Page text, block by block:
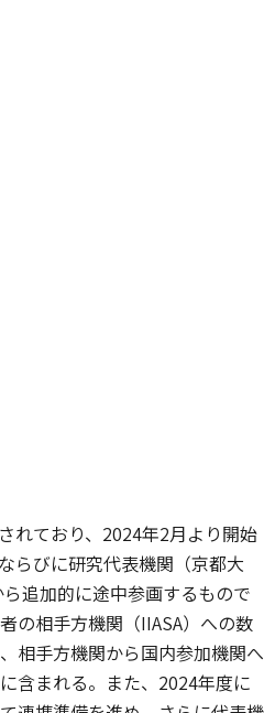
れており、2024年2月より開始
らびに研究代表機関（京都大
追加的に途中参画するもので
の相手方機関（IIASA）への数
相手方機関から国内参加機関へ
含まれる。また、2024年度に